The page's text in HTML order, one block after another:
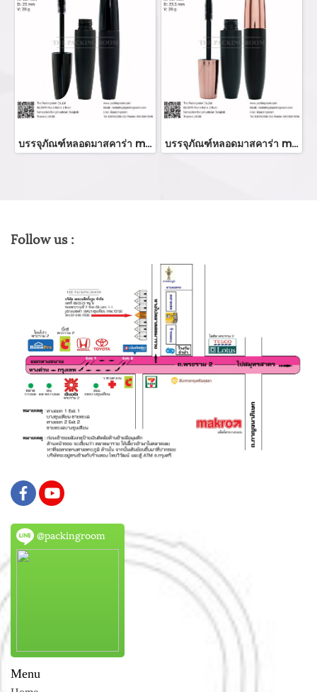
บรรจุภัณฑ์หลอดมาสคาร่า mascara tube/ mascara bottle ขวมมาสคาร่า จำหน่ายบรรจุภัณฑ์เครื่องสำอางทุกประเภท บรรจุภัณฑ์หลอดมาสคาร่า mascara tube/ mascara bottle ขวมมาสคาร่า จำหน่ายบรรจุภัณฑ์เครื่องสำอางทุกประเภท
Follow us :
@packingroom
Menu